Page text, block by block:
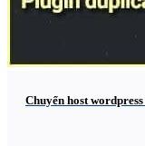
Chuyển host